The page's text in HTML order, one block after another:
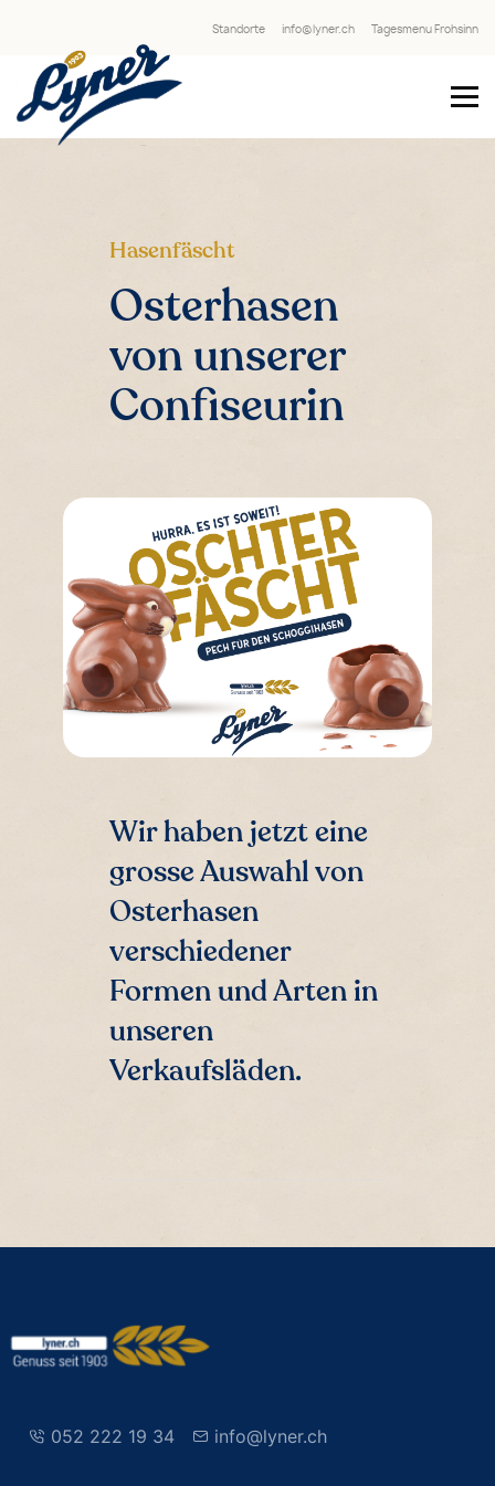
Standorte info@lyner.ch Tagesmenu Frohsinn
Hasenfäscht
Osterhasen
von unserer
Confiseurin
Wir haben jetzt eine
grosse Auswahl von
Osterhasen
verschiedener
Formen und Arten in
unseren
Verkaufsläden.
052 222 19 34 info@lyner.ch